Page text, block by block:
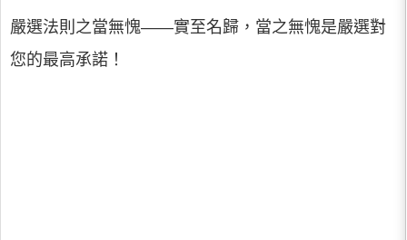
嚴選法則之當無愧——實至名歸，當之無愧是嚴選對
您的最高承諾！